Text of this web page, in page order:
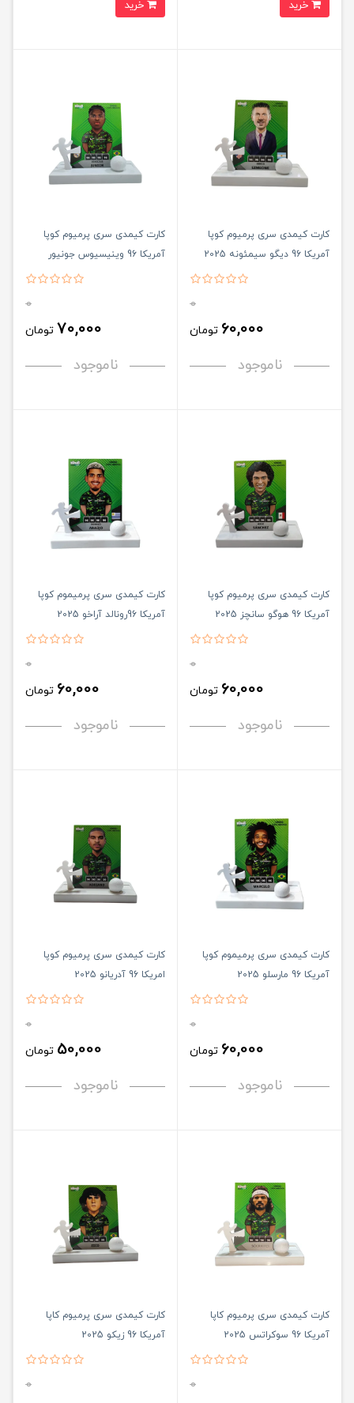
کارت کیمدی سری پرمیوم کوپا
آمریکا 96 دیگو سیمئونه 2025
0
60,000 تومان
ناموجود
کارت کیمدی سری پرمیوم کوپا
آمریکا 96 وینیسیوس جونیور
0
70,000 تومان
ناموجود
کارت کیمدی سری پرمیوم کوپا
آمریکا 96 هوگو سانچز 2025
0
60,000 تومان
ناموجود
کارت کیمدی سری پرمیموم کوپا
آمریکا 96رونالد آراخو 2025
0
60,000 تومان
ناموجود
کارت کیمدی سری پرمیموم کوپا
آمریکا 96 مارسلو 2025
0
60,000 تومان
ناموجود
کارت کیمدی سری پرمیوم کوپا
امریکا 96 آدریانو 2025
0
50,000 تومان
ناموجود
کارت کیمدی سری پرمیوم کاپا
آمریکا 96 سوکراتس 2025
0
کارت کیمدی سری پرمیوم کاپا
آمریکا 96 زیکو 2025
0